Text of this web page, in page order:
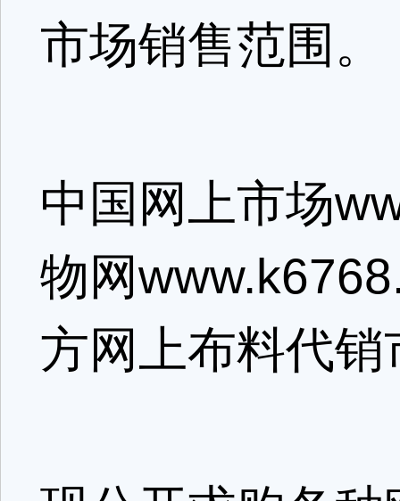
市场销售范围。
中国网上市场
物网
方网上布料代销